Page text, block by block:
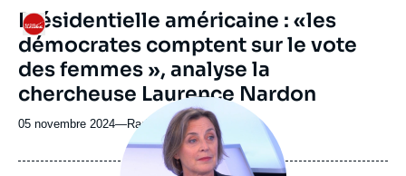
Logo
URL
de
Spotify
Présidentielle américaine : «les
démocrates comptent sur le vote
des femmes », analyse la
chercheuse Laurence Nardon
05 novembre 2024—Nom
du
journal,
Radio Classique
Image
principale
médiatique